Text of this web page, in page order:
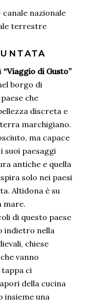
canale nazionale
terrestre
“Viaggio di Gusto”
borgo di
che
discreta e
marchigiano.
ma capace
suoi paesaggi
antiche e quella
solo nei paesi
Altidona è su
mare.
di questo paese
indietro nella
chiese
vanno
ci
della cucina
insieme una